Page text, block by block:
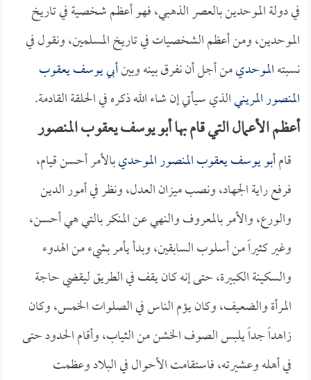
في دولة الموحدين بالعصر الذهبي، فهو أعظم شخصية في تاريخ
الموحدين، ومن أعظم الشخصيات في تاريخ المسلمين، ونقول في
نسبتهالموحديمن أجل أن نفرق بينه وبينأبي يوسف يعقوب
المنصور المرينيالذي سيأتي إن شاء الله ذكره في الحلقة القادمة.
أعظم الأعمال التي قام بها أبو يوسف يعقوب المنصور
قامأبو يوسف يعقوب المنصور الموحديبالأمر أحسن قيام،
فرفع راية الجهاد، ونصب ميزان العدل، ونظر في أمور الدين
والورع، والأمر بالمعروف والنهي عن المنكر بالتي هي أحسن،
وغير كثيراً من أسلوب السابقين، وبدأ يأمر بشيء من الهدوء
والسكينة الكبيرة، حتى إنه كان يقف في الطريق ليقضي حاجة
المرأة والضعيف، وكان يؤم الناس في الصلوات الخمس، وكان
زاهداً جداً يلبس الصوف الخشن من الثياب، وأقام الحدود حتى
في أهله وعشيرته، فاستقامت الأحوال في البلاد وعظمت